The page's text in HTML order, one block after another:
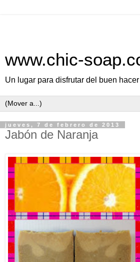
www.chic-
Un lugar para disfrutar del buen
jueves, 7 de febrero de 2013
Jabón de Naranja